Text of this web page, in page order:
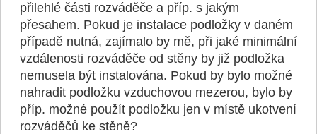
přilehlé části rozváděče a příp. s jakým
přesahem. Pokud je instalace podložky v daném
případě nutná, zajímalo by mě, při jaké minimální
vzdálenosti rozváděče od stěny by již podložka
nemusela být instalována. Pokud by bylo možné
nahradit podložku vzduchovou mezerou, bylo by
příp. možné použít podložku jen v místě ukotvení
rozváděčů ke stěně?